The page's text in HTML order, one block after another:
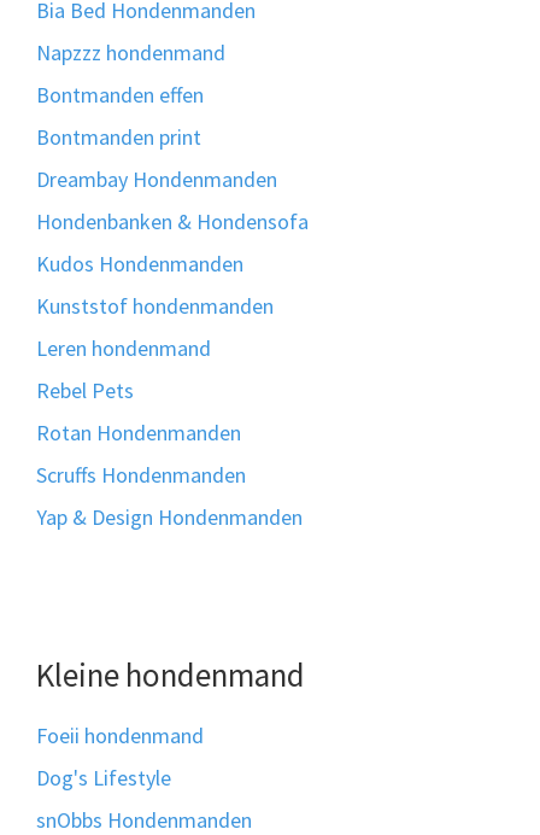
Bia Bed Hondenmanden
Napzzz hondenmand
Bontmanden effen
Bontmanden print
Dreambay Hondenmanden
Hondenbanken & Hondensofa
Kudos Hondenmanden
Kunststof hondenmanden
Leren hondenmand
Rebel Pets
Rotan Hondenmanden
Scruffs Hondenmanden
Yap & Design Hondenmanden
Kleine hondenmand
Foeii hondenmand
Dog's Lifestyle
snObbs Hondenmanden